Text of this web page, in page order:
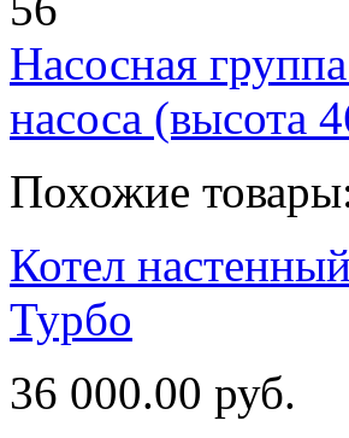
Насосная
насоса (высота
Похожие
Котел
Турбо
36 000.00 руб.